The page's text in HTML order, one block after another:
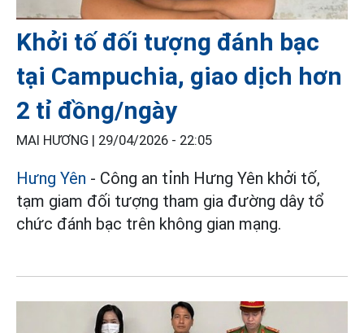
Khởi tố đối tượng đánh bạc
tại Campuchia, giao dịch hơn
2 tỉ đồng/ngày
MAI HƯƠNG | 29/04/2026 - 22:05
Hưng Yên - Công an tỉnh Hưng Yên khởi tố,
tạm giam đối tượng tham gia đường dây tổ
chức đánh bạc trên không gian mạng.